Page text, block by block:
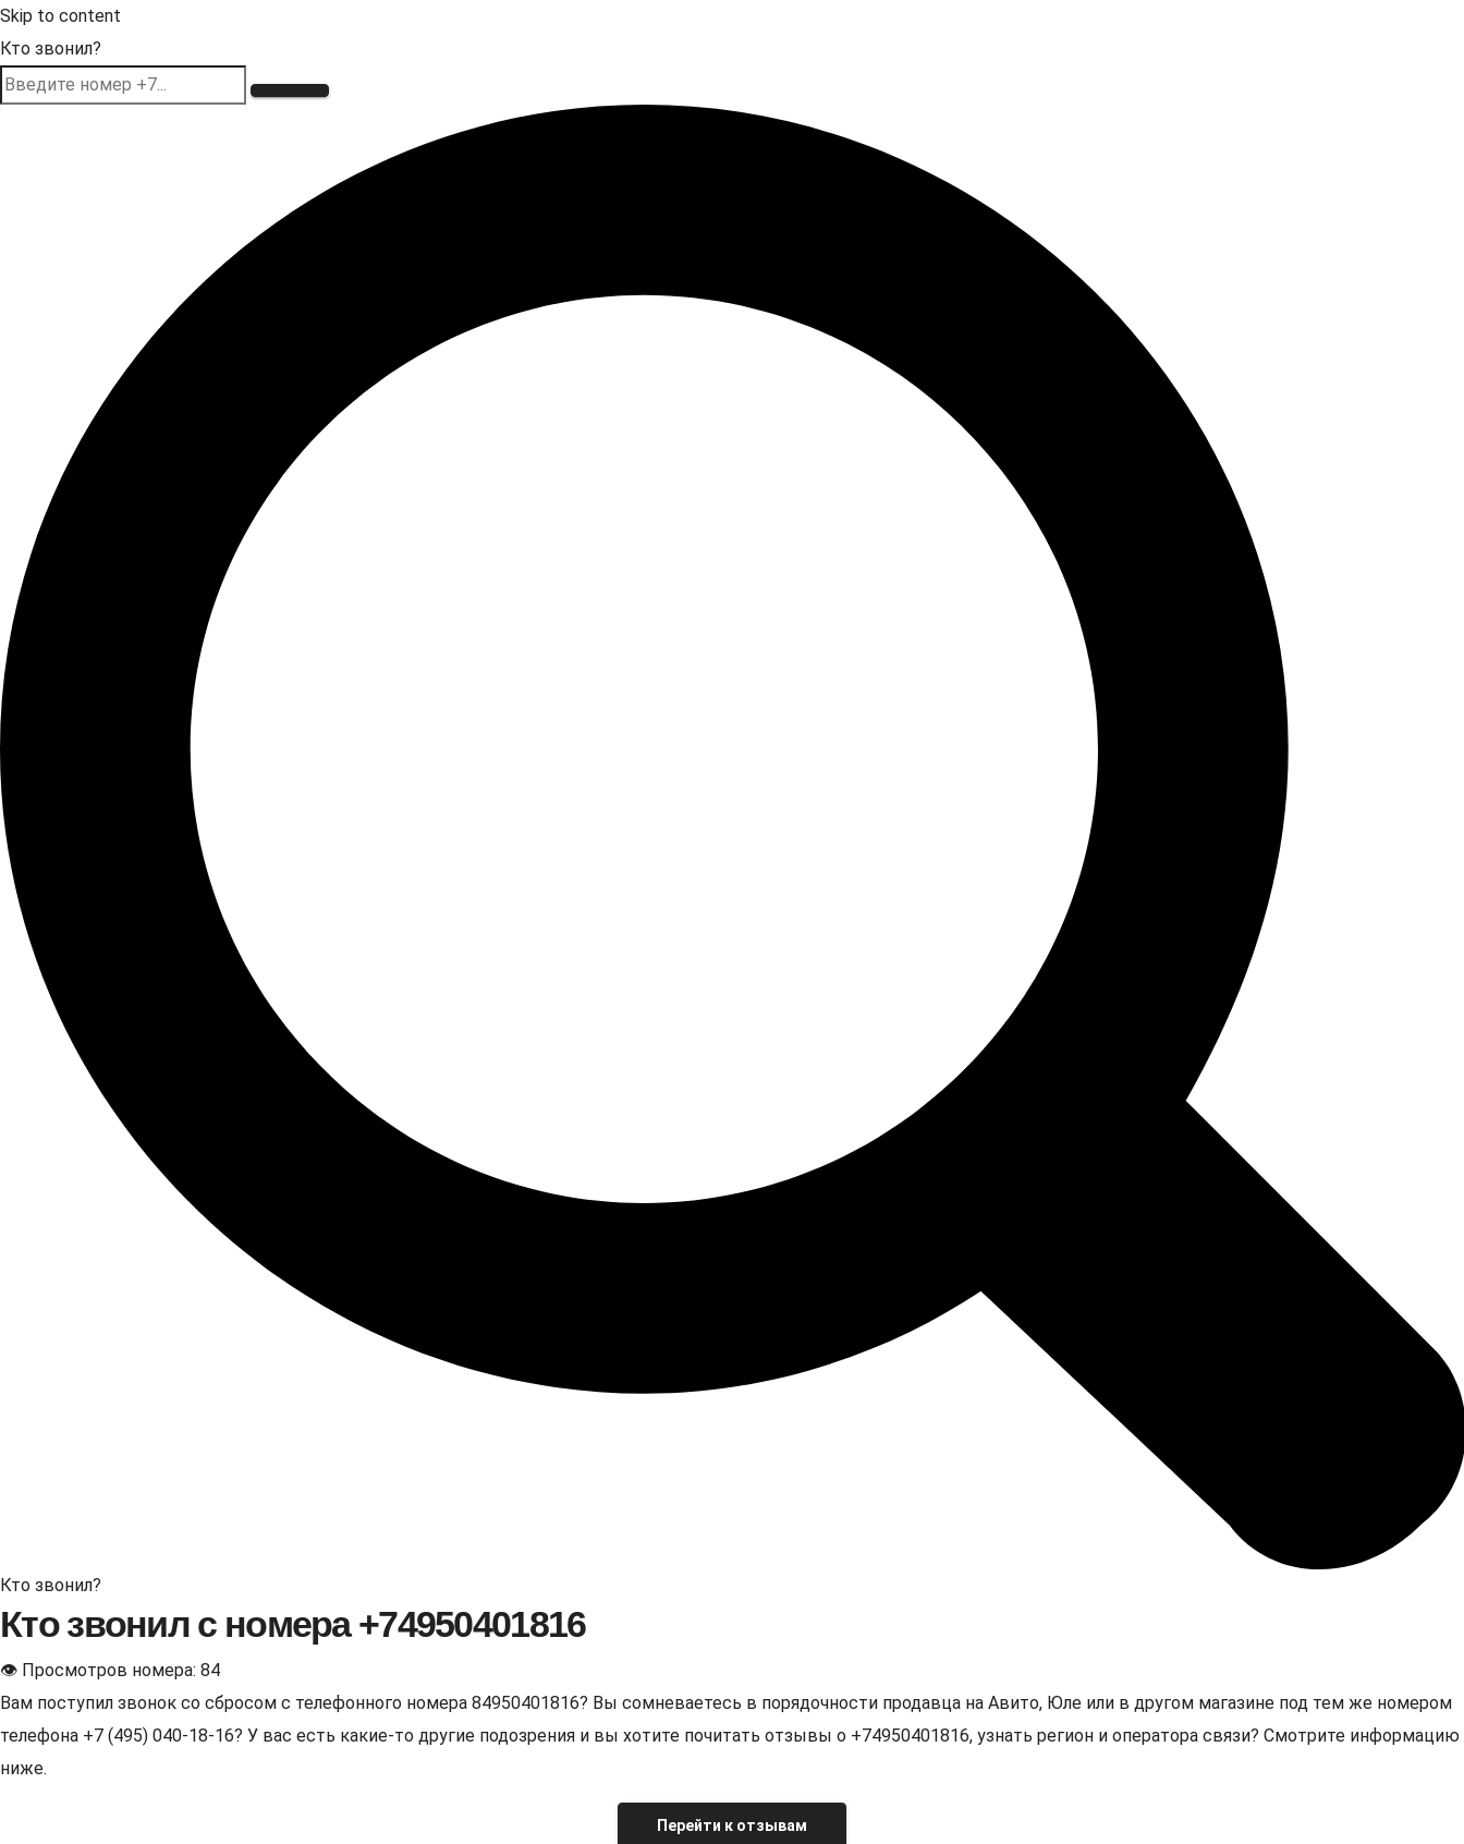
Skip to content
Кто звонил?
Кто звонил?
Кто звонил с номера +74950401816
👁 Просмотров номера: 84
Вам поступил звонок со сбросом с телефонного номера 84950401816? Вы сомневаетесь в порядочности продавца на Авито, Юле или в другом магазине под тем же номером
телефона +7 (495) 040-18-16? У вас есть какие-то другие подозрения и вы хотите почитать отзывы о +74950401816, узнать регион и оператора связи? Смотрите информацию
ниже.
Перейти к отзывам